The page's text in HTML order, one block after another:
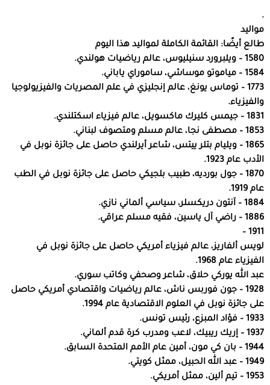
.
مواليد
طالع أيضًا: القائمة الكاملة لمواليد هذا اليوم
1580 – ويلبرورد سنيليوس، عالم رياضيات هولندي.
1584 – مياموتو موساشي، ساموراي ياباني.
1773 – توماس يونغ، عالم إنجليزي في علم المصريات والفيزيولوجيا
والفيزياء.
1831 – جيمس كليرك ماكسويل، عالم فيزياء اسكتلندي.
1853 – مصطفى نجا، عالم مسلم ومتصوف لبناني.
1865 – ويليام بتلر ييتس، شاعر أيرلندي حاصل على جائزة نوبل في
الأدب عام 1923.
1870 – جول بورديه، طبيب بلجيكي حاصل على جائزة نوبل في الطب
عام 1919.
1884 – آنتون دريكسلر، سياسي ألماني نازي.
1886 – راضي آل ياسين، فقيه مسلم عراقي.
1911 –
لويس ألفاريز، عالم فيزياء أمريكي حاصل على جائزة نوبل في
الفيزياء عام 1968.
عبد الله يوركي حلاق، شاعر وصحفي وكاتب سوري.
1928 – جون فوربس ناش، عالم رياضيات واقتصادي أمريكي حاصل
على جائزة نوبل في العلوم الاقتصادية عام 1994.
1933 – فؤاد المبزع، رئيس تونس.
1937 – إريك ريبيك، لاعب ومدرب كرة قدم ألماني.
1944 – بان كي مون، أمين عام الأمم المتحدة السابق.
1949 – عبد الله الحبيل، ممثل كويتي.
1953 – تيم ألين، ممثل أمريكي.